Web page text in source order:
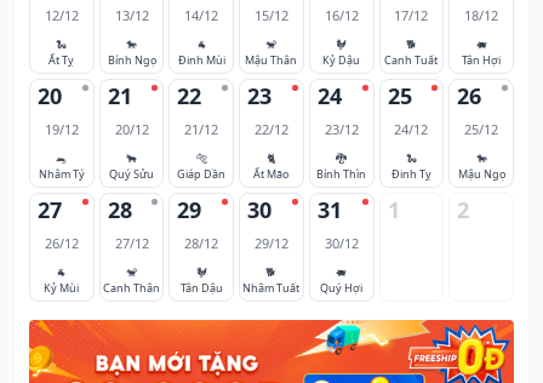
12/12
🐍
Ất Tỵ
13/12
🐎
Bính Ngọ
14/12
🐐
Đinh Mùi
15/12
🐒
Mậu Thân
16/12
🐓
Kỷ Dậu
17/12
🐕
Canh Tuất
18/12
🐖
Tân Hợi
20
19/12
🐀
Nhâm Tý
21
20/12
🐂
Quý Sửu
22
21/12
🐅
Giáp Dần
23
22/12
🐈
Ất Mão
24
23/12
🐉
Bính Thìn
25
24/12
🐍
Đinh Tỵ
26
25/12
🐎
Mậu Ngọ
27
26/12
🐐
Kỷ Mùi
28
27/12
🐒
Canh Thân
29
28/12
🐓
Tân Dậu
30
29/12
🐕
Nhâm Tuất
31
30/12
🐖
Quý Hợi
1 2